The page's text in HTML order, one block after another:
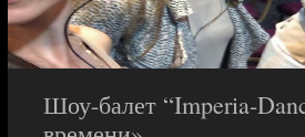
Шоу-балет “Imperia-